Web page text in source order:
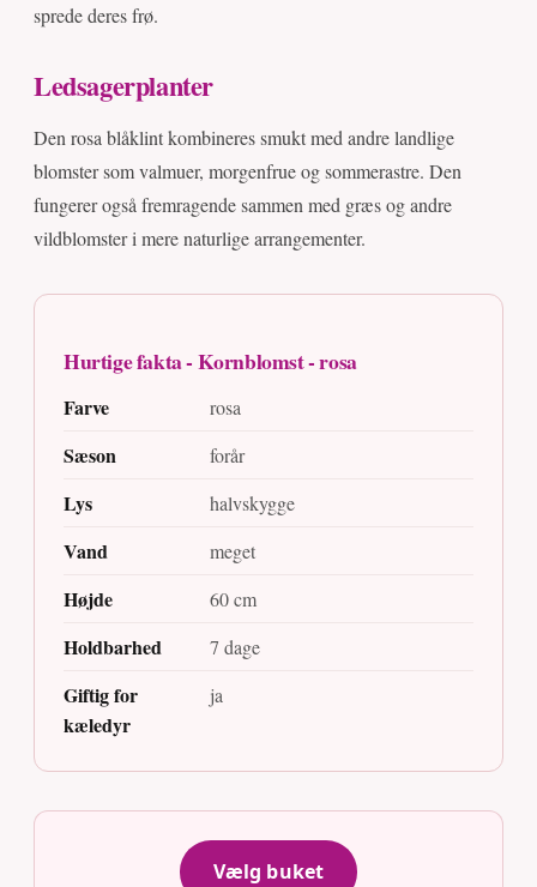
sprede deres frø.
Ledsagerplanter
Den rosa blåklint kombineres smukt med andre landlige
blomster som valmuer, morgenfrue og sommerastre. Den
fungerer også fremragende sammen med græs og andre
vildblomster i mere naturlige arrangementer.
Hurtige fakta - Kornblomst - rosa
Farve rosa
Sæson forår
Lys halvskygge
Vand meget
Højde 60 cm
Holdbarhed 7 dage
Giftig for
kæledyr
ja
Vælg buket